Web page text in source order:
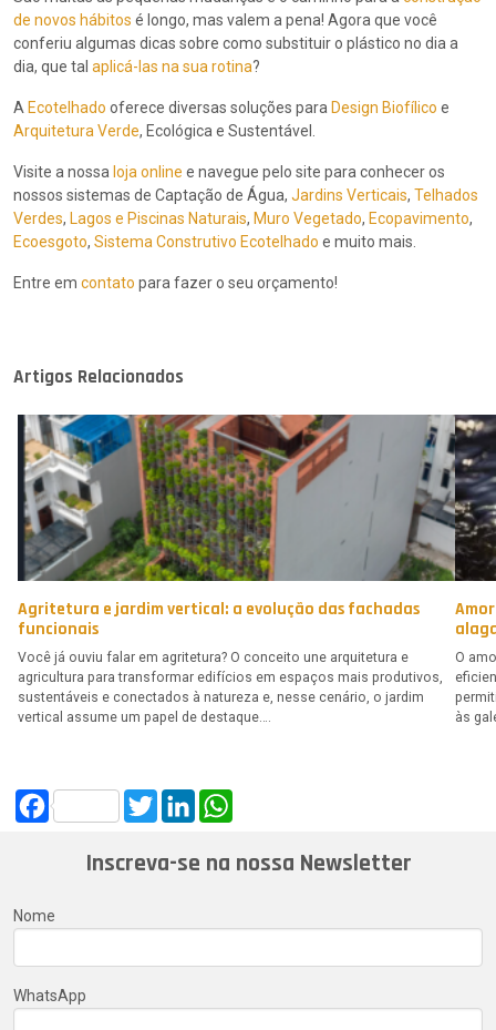
de novos hábitos é longo, mas valem a pena! Agora que você
conferiu algumas dicas sobre como substituir o plástico no dia a
dia, que tal aplicá-las na sua rotina?
A Ecotelhado oferece diversas soluções para Design Biofílico e
Arquitetura Verde, Ecológica e Sustentável.
Visite a nossa loja online e navegue pelo site para conhecer os
nossos sistemas de Captação de Água, Jardins Verticais, Telhados
Verdes, Lagos e Piscinas Naturais, Muro Vegetado, Ecopavimento,
Ecoesgoto, Sistema Construtivo Ecotelhado e muito mais.
Entre em contato para fazer o seu orçamento!
Artigos Relacionados
Agritetura e jardim vertical: a evolução das fachadas
funcionais
Você já ouviu falar em agritetura? O conceito une arquitetura e
agricultura para transformar edifícios em espaços mais produtivos,
sustentáveis e conectados à natureza e, nesse cenário, o jardim
vertical assume um papel de destaque….
O
às
Facebook TwitterLinkedIn
Inscreva-se na nossa Newsletter
Nome
WhatsApp